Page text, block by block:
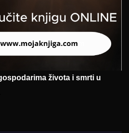
života i smrti u